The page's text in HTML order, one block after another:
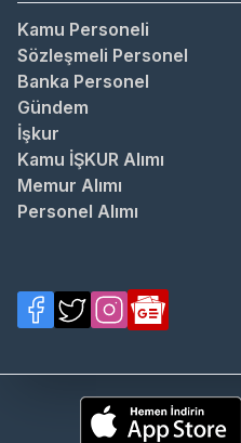
Kamu Personeli
Sözleşmeli Personel
Banka Personel
Gündem
İşkur
Kamu İŞKUR Alımı
Memur Alımı
Personel Alımı